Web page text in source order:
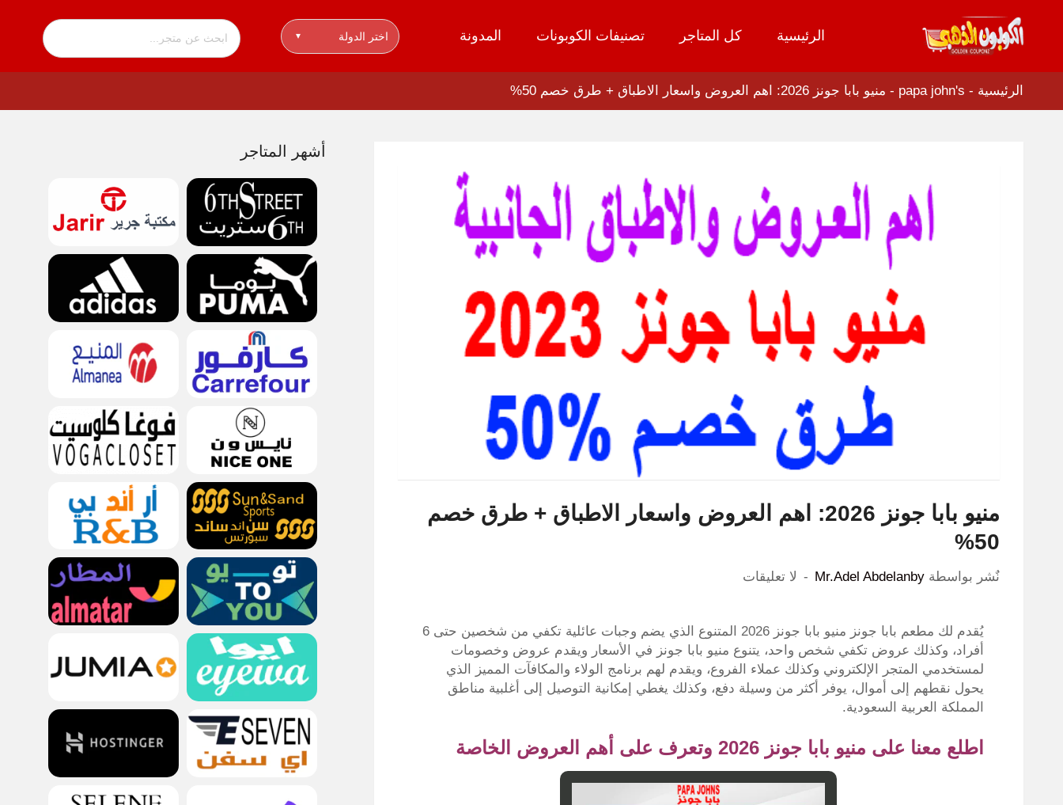
تخطي
المحتوى
الرئيسية كل المتاجر تصنيفات الكوبونات المدونة اختر الدولة ▾
الرئيسية -
papa john's
- منيو بابا جونز 2026: اهم العروض واسعار الاطباق + طرق خصم 50%
منيو بابا جونز 2026: اهم العروض واسعار الاطباق + طرق خصم
50%
نٌشر بواسطة Mr.Adel Abdelanby لا تعليقات
يُقدم لك مطعم بابا جونز منيو بابا جونز 2026 المتنوع الذي يضم وجبات عائلية تكفي من شخصين حتى 6
أفراد، وكذلك عروض تكفي شخص واحد، يتنوع منيو بابا جونز في الأسعار ويقدم عروض وخصومات
لمستخدمي المتجر الإلكتروني وكذلك عملاء الفروع، ويقدم لهم برنامج الولاء والمكافآت المميز الذي
يحول نقطهم إلى أموال، يوفر أكثر من وسيلة دفع، وكذلك يغطي إمكانية التوصيل إلى أغلبية مناطق
المملكة العربية السعودية.
اطلع معنا على منيو بابا جونز 2026 وتعرف على أهم العروض الخاصة
أشهر المتاجر